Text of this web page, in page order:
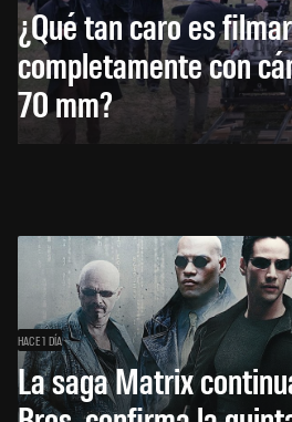
¿Qué tan caro es
completamente con
70 mm?
HACE 1 DÍA
La saga Matrix